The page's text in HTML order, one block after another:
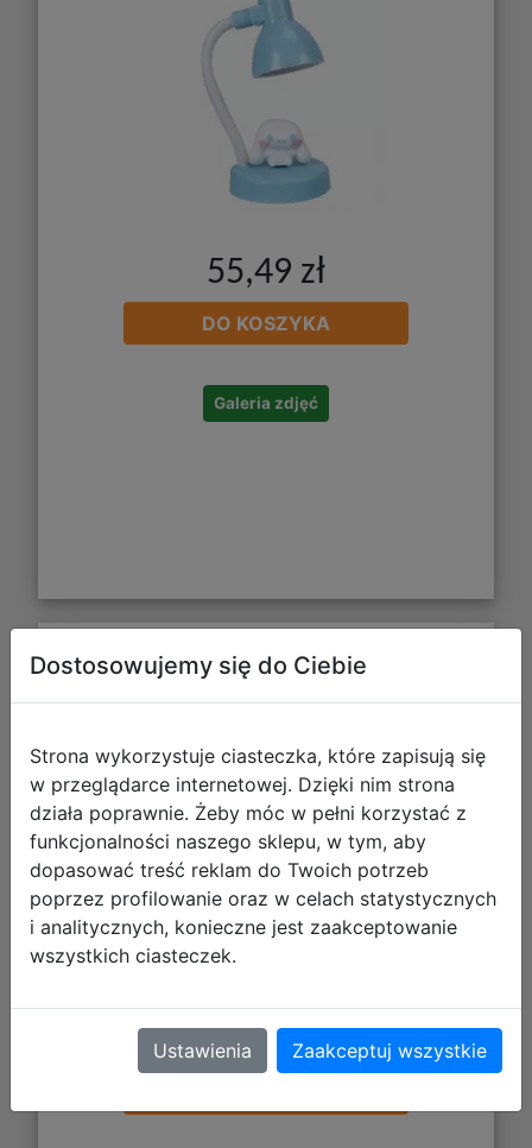
55,49 zł
DO KOSZYKA
Galeria zdjęć
Lampka Super Mario Mini Znak
Zapytania
68,06 zł
Dostosowujemy się do Ciebie
Strona wykorzystuje ciasteczka, które zapisują się
w przeglądarce internetowej. Dzięki nim strona
działa poprawnie. Żeby móc w pełni korzystać z
funkcjonalności naszego sklepu, w tym, aby
dopasować treść reklam do Twoich potrzeb
poprzez profilowanie oraz w celach statystycznych
i analitycznych, konieczne jest zaakceptowanie
wszystkich ciasteczek.
Ustawienia Zaakceptuj wszystkie